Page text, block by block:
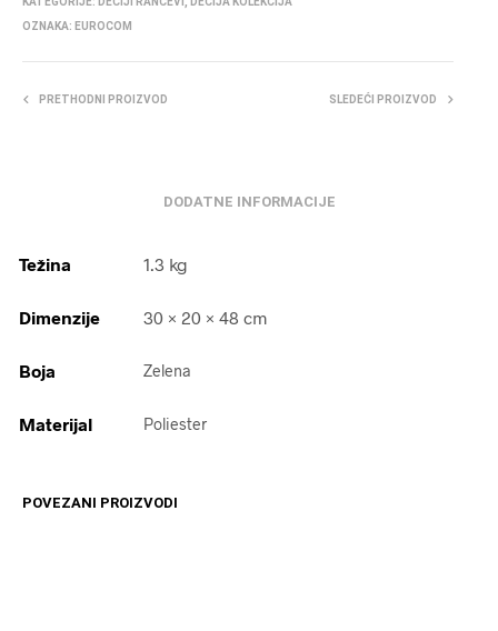
OZNAKA: EUROCOM
PRETHODNI PROIZVOD SLEDEĆI PROIZVOD
DODATNE INFORMACIJE
Težina 1.3 kg
Dimenzije 30 × 20 × 48 cm
Boja Zelena
Materijal Poliester
POVEZANI PROIZVODI